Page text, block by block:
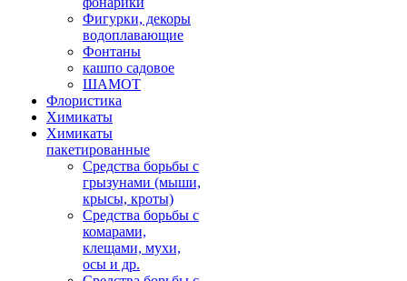
Фигурки, декоры
водоплавающие
Фонтаны
кашпо садовое
ШАМОТ
Флористика
Химикаты
Химикаты
пакетированные
Средства борьбы с
грызунами (мыши,
крысы, кроты)
Средства борьбы с
комарами,
клещами, мухи,
осы и др.